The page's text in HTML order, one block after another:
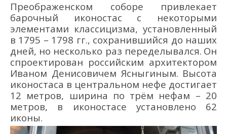
Преображенском соборе привлекает
барочный иконостас
с некоторыми
элементами классицизма, установленный
в 1795 – 1798 гг., сохранившийся до наших
дней, но несколько раз переделывался. Он
спроектирован российским архитектором
Иваном Денисовичем Ясныгиным. Высота
иконостаса в центральном нефе достигает
12 метров, ширина по трём нефам – 20
метров, в иконостасе установлено 62
иконы.